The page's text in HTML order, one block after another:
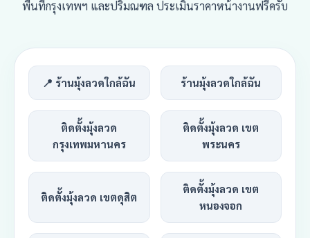
พื้นที่กรุงเทพฯ และปริมณฑล ประเมินราคาหน้างานฟรีครับ
📍 ร้านมุ้งลวดใกล้ฉัน ร้านมุ้งลวดใกล้ฉัน
ติดตั้งมุ้งลวด
กรุงเทพมหานคร
ติดตั้งมุ้งลวด เขต
พระนคร
ติดตั้งมุ้งลวด เขตดุสิต
ติดตั้งมุ้งลวด เขต
หนองจอก